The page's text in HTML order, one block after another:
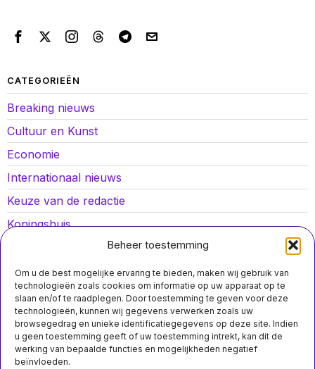
Beheer toestemming
Om u de best mogelijke ervaring te bieden, maken wij gebruik van
technologieën zoals cookies om informatie op uw apparaat op te
slaan en/of te raadplegen. Door toestemming te geven voor deze
technologieën, kunnen wij gegevens verwerken zoals uw
browsegedrag en unieke identificatiegegevens op deze site. Indien
u geen toestemming geeft of uw toestemming intrekt, kan dit de
werking van bepaalde functies en mogelijkheden negatief
beïnvloeden.
CATEGORIEËN
Breaking nieuws
Cultuur en Kunst
Economie
Internationaal nieuws
Keuze van de redactie
Koningshuis
Oorlog in Oekraïne
Opinies
Politiek
Sport